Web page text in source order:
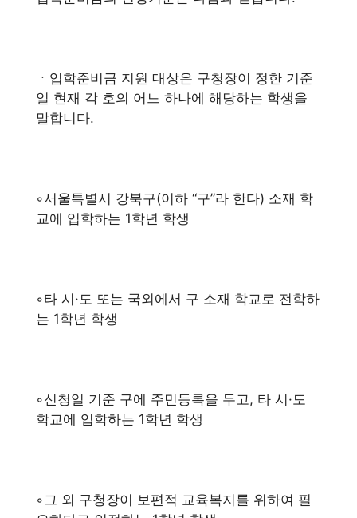
ㆍ입학준비금 지원 대상은 구청장이 정한 기준
일 현재 각 호의 어느 하나에 해당하는 학생을
말합니다.
◦서울특별시 강북구(이하 “구”라 한다) 소재 학
교에 입학하는 1학년 학생
◦타 시·도 또는 국외에서 구 소재 학교로 전학하
는 1학년 학생
◦신청일 기준 구에 주민등록을 두고, 타 시·도
학교에 입학하는 1학년 학생
◦그 외 구청장이 보편적 교육복지를 위하여 필